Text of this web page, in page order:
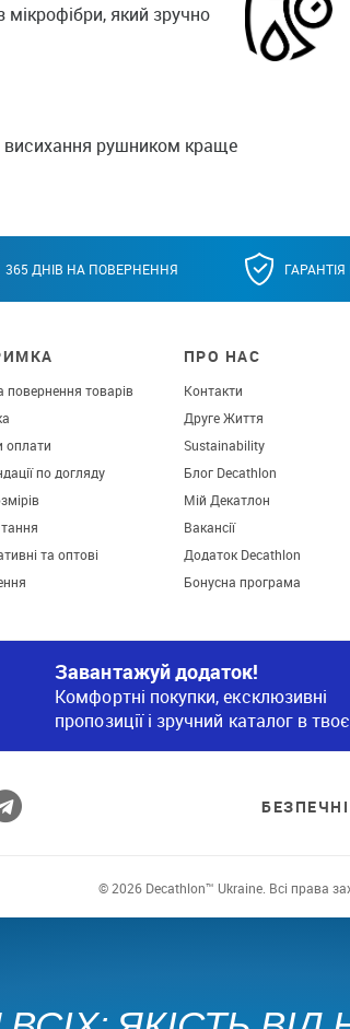
який зручно
рушником краще
365 ДНІВ НА ПОВЕРНЕННЯ ГАРАНТІЯ
повернення товарів
оплати
по догляду
та оптові
ПРО НАС
Контакти
Друге Життя
Sustainability
Блог Decathlon
Мій Декатлон
Вакансії
Додаток Decathlon
Бонусна програма
Завантажуй додаток!
Комфортні покупки, ексклюзивні
пропозиції і зручний каталог в
© 2026 Decathlon™ Ukraine. Всі права